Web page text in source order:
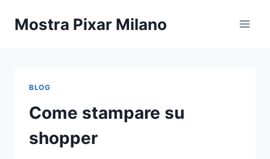
Mostra Pixar Milano
BLOG
Come stampare su
shopper